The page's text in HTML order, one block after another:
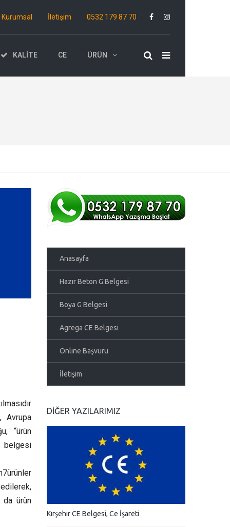
Kurumsal İletişim 0532 179 87 70
KALITE CE ÜRÜN
Avrupa
“ürün
belgesi
da ürün
Anasayfa
Hazır Beton G Belgesi
Boya G Belgesi
Agrega CE Belgesi
Online Başvuru
İletişim
DIĞER YAZILARIMIZ
Kırşehir CE Belgesi, Ce İşareti